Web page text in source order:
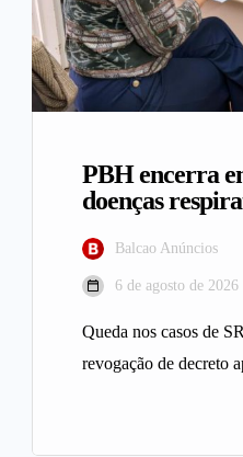
PBH encerra
doenças
Balcao Anúncios
6 de agosto de 2026
Queda nos casos de
revogação de decreto